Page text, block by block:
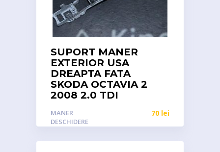
SUPORT MANER
EXTERIOR USA
DREAPTA FATA
SKODA OCTAVIA 2
2008 2.0 TDI
MANER
DESCHIDERE
70 lei